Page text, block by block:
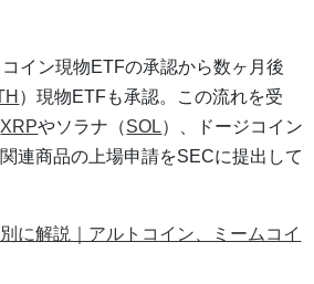
イン現物ETFの承認から数ヶ月後
）現物ETFも承認。この流れを受
XRPやソラナ（SOL）、ドージコイン
連商品の上場申請をSECに提出して
に解説｜アルトコイン、ミームコイ